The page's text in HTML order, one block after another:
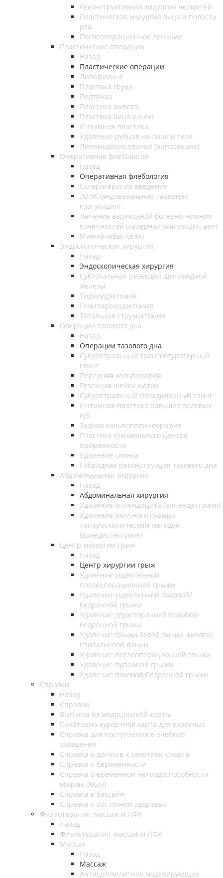
Реконструктивная хирургия челюстей
Пластическая хирургия лица и полости
рта
Послеоперационное лечение
Пластические операции
Назад
Пластические операции
Липофилинг
Пластика груди
Подтяжка
Пластика живота
Пластика лица и шеи
Интимная пластика
Удаление рубцов на лице и теле
Липомоделирование (липосакция)
Оперативная флебология
Назад
Оперативная флебология
Склеротерапия введение
ЭВЛК (эндовазальная лазерная
коагуляция)
Лечение варикозной болезни нижних
конечностей (лазерная коагуляция вен)
Минифлебэктомия
Эндоскопическая хирургия
Назад
Эндоскопическая хирургия
Субтотальная резекция щитовидной
железы
Тиреоидэктомия
Гемитиреиодэктомия
Тотальная струмэктомия
Операции тазового дна
Назад
Операции тазового дна
Субуретральный трансобтураторный
слинг
Передняя кольпорафия
Резекция шейки матки
Субуретральный позадилонный слинг
Интимная пластика больших половых
губ
Задняя кольпоперинеорафия
Пластика сухожильного центра
промежности
Удаление слинга
Гибридная реконструкция тазового дна
Абдоминальная хирургия
Назад
Абдоминальная хирургия
Удаление аппендицита (аппендэктомия)
Удаление желчного пузыря
лапароскопическим методом
(холецистэктомия)
Центр хирургии грыж
Назад
Центр хирургии грыж
Удаление ущемленной
послеоперационной грыжи
Удаление ущемленной паховой/
бедренной грыжи
Удаление двухсторонней паховой/
бедренной грыжи
Удаление грыжи белой линии живота/
спигилиевой линии
Удаление послеоперационной грыжи
Удаление пупочной грыжи
Удаление паховой/бедренной грыжи
Справки
Назад
Справки
Выписка из медицинской карты
Санаторно-курортная карта для взрослых
Справка для поступления в учебное
заведение
Справка о допуске к занятиям спорта
Справка о беременности
Справка о временной нетрудоспособности
(форма 095/у)
Справка в бассейн
Справка о состоянии здоровья
Физиотерапия, массаж и ЛФК
Назад
Физиотерапия, массаж и ЛФК
Массаж
Назад
Массаж
Антицеллюлитное моделирующее